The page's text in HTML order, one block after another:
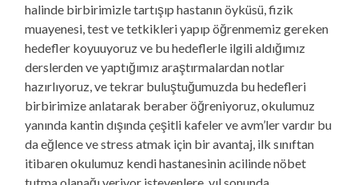
halinde birbirimizle tartışıp hastanın öyküsü, fizik
muayenesi, test ve tetkikleri yapıp öğrenmemiz gereken
hedefler koyuuyoruz ve bu hedeflerle ilgili aldığımız
derslerden ve yaptığımız araştırmalardan notlar
hazırlıyoruz, ve tekrar buluştuğumuzda bu hedefleri
birbirimize anlatarak beraber öğreniyoruz, okulumuz
yanında kantin dışında çeşitli kafeler ve avm’ler vardır bu
da eğlence ve stress atmak için bir avantaj, ilk sınıftan
itibaren okulumuz kendi hastanesinin acilinde nöbet